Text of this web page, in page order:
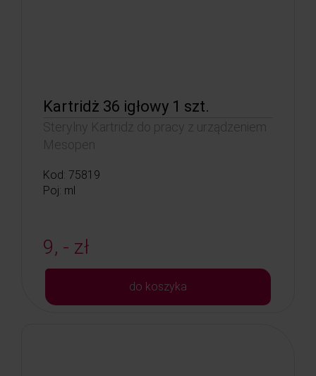
Kartridż 36 igłowy 1 szt.
Sterylny Kartridż do pracy z urządzeniem
Mesopen
Kod: 75819
Poj: ml
9, - zł
do koszyka